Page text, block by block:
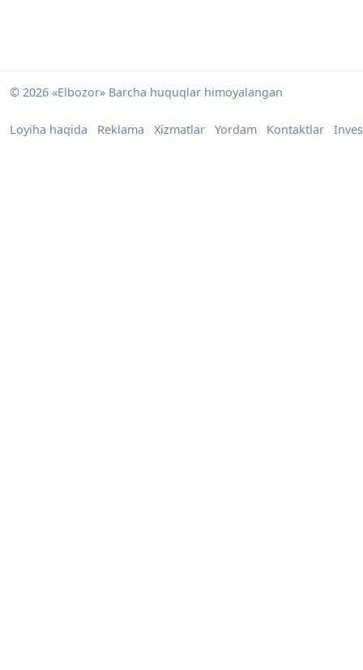
© 2026 «Elbozor» Barcha huquqlar himoyalangan
Loyiha haqida Reklama Xizmatlar Yordam Kontaktlar